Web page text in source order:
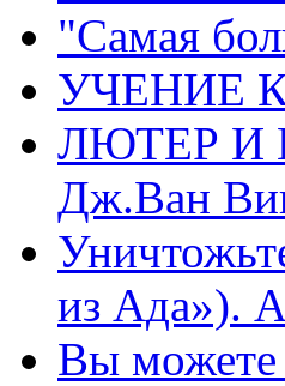
"Самая
УЧЕНИЕ
ЛЮТЕР И
Дж.Ван
из Ада»).
Вы можете